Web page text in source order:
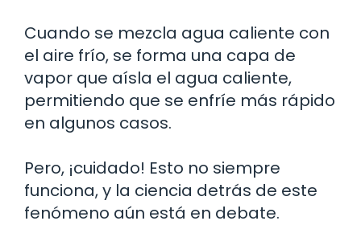
Cuando se mezcla agua caliente con
el aire frío, se forma una capa de
vapor que aísla el agua caliente,
permitiendo que se enfríe más rápido
en algunos casos.
Pero, ¡cuidado! Esto no siempre
funciona, y la ciencia detrás de este
fenómeno aún está en debate.